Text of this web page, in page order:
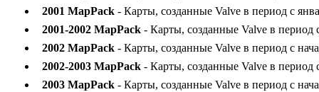
2001 MapPack - Карты, созданные Valve в период с
2001-2002 MapPack - Карты, созданные Valve в период
2002 MapPack - Карты, созданные Valve в период с
2002-2003 MapPack - Карты, созданные Valve в период
2003 MapPack - Карты, созданные Valve в период с